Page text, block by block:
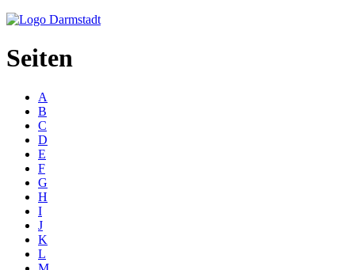
Seiten
A
B
C
D
E
F
G
H
I
J
K
L